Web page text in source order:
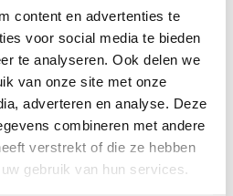
content en advertenties te
voor social media te bieden
te analyseren. Ook delen we
van onze site met onze
adverteren en analyse. Deze
combineren met andere
verstrekt of die ze hebben
gebruik van hun services.
dat gevoel van twijfel
staat om een
Net voordat je de